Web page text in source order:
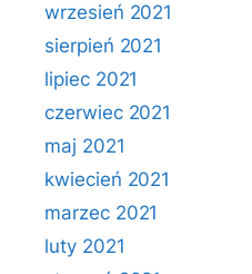
wrzesień 2021
sierpień 2021
lipiec 2021
czerwiec 2021
maj 2021
kwiecień 2021
marzec 2021
luty 2021